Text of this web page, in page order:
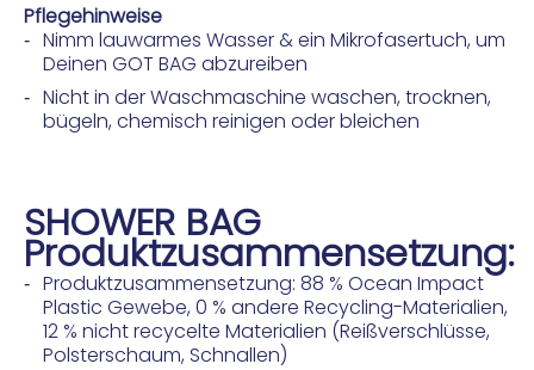
Pflegehinweise
Nimm lauwarmes Wasser & ein Mikrofasertuch, um
Deinen GOT BAG abzureiben
Nicht in der Waschmaschine waschen, trocknen,
bügeln, chemisch reinigen oder bleichen
SHOWER BAG
Produktzusammensetzung:
Produktzusammensetzung: 88 % Ocean Impact
Plastic Gewebe, 0 % andere Recycling-Materialien,
12 % nicht recycelte Materialien (Reißverschlüsse,
Polsterschaum, Schnallen)